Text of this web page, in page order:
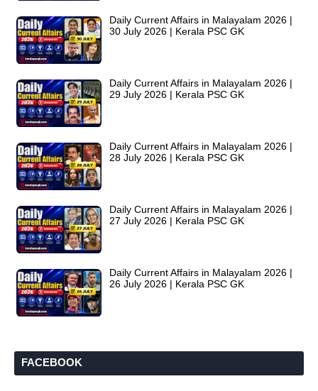
Daily Current Affairs in Malayalam 2026 |
30 July 2026 | Kerala PSC GK
Daily Current Affairs in Malayalam 2026 |
29 July 2026 | Kerala PSC GK
Daily Current Affairs in Malayalam 2026 |
28 July 2026 | Kerala PSC GK
Daily Current Affairs in Malayalam 2026 |
27 July 2026 | Kerala PSC GK
Daily Current Affairs in Malayalam 2026 |
26 July 2026 | Kerala PSC GK
FACEBOOK